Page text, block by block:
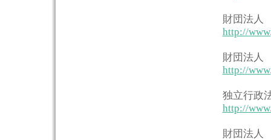
財団法人
http://
財団法人
http://
独立行政
http://
財団法人